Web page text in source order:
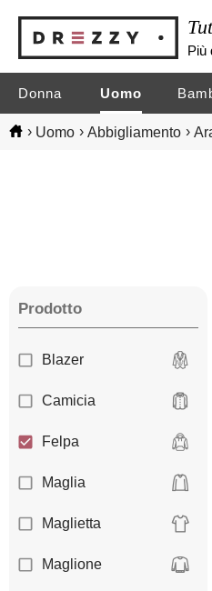
Più
Donna Uomo
› Uomo › Abbigliamento ›
Prodotto
Blazer
Camicia
Felpa
Maglia
Maglietta
Maglione